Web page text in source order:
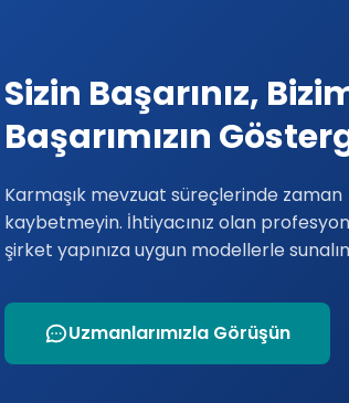
Sizin Başarınız,
Başarımızın
Karmaşık mevzuat süreçlerinde zaman
kaybetmeyin. İhtiyacınız olan
şirket yapınıza uygun modellerle
Uzmanlarımızla Görüşün